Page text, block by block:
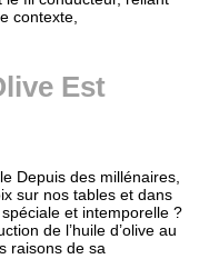
contexte,
Est
Depuis des millénaires,
sur nos tables et dans
et intemporelle ?
de l’huile d’olive au
raisons de sa